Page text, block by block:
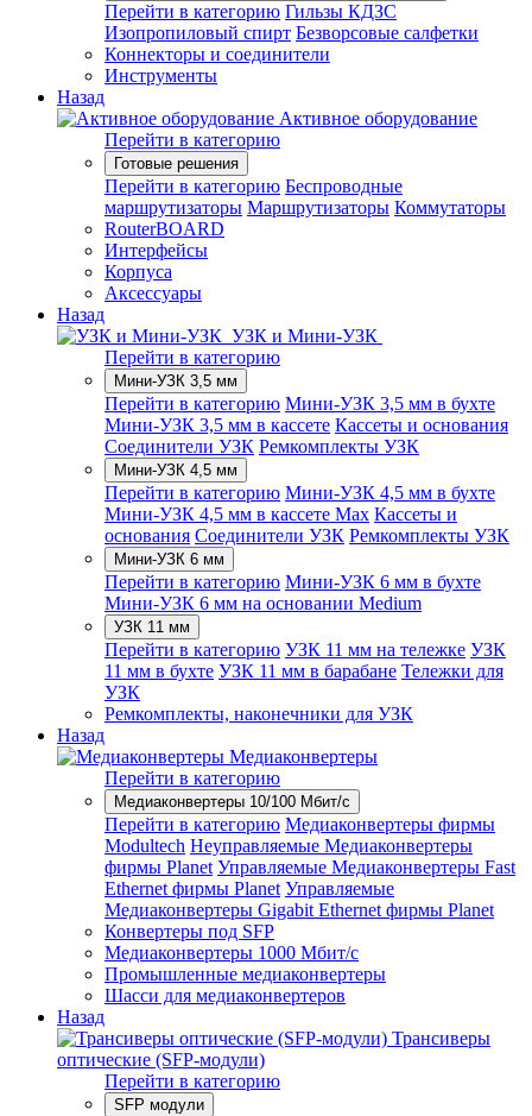
Перейти в категорию Гильзы КДЗС
Изопропиловый спирт Безворсовые салфетки
Коннекторы и соединители
Инструменты
Назад
Активное оборудование
Перейти в категорию
Готовые решения
Перейти в категорию Беспроводные
маршрутизаторы Маршрутизаторы Коммутаторы
RouterBOARD
Интерфейсы
Корпуса
Аксессуары
Назад
УЗК и Мини-УЗК
Перейти в категорию
Мини-УЗК 3,5 мм
Перейти в категорию Мини-УЗК 3,5 мм в бухте
Мини-УЗК 3,5 мм в кассете Кассеты и основания
Соединители УЗК Ремкомплекты УЗК
Мини-УЗК 4,5 мм
Перейти в категорию Мини-УЗК 4,5 мм в бухте
Мини-УЗК 4,5 мм в кассете Max Кассеты и
основания Соединители УЗК Ремкомплекты УЗК
Мини-УЗК 6 мм
Перейти в категорию Мини-УЗК 6 мм в бухте
Мини-УЗК 6 мм на основании Medium
УЗК 11 мм
Перейти в категорию УЗК 11 мм на тележке УЗК
11 мм в бухте УЗК 11 мм в барабане Тележки для
УЗК
Ремкомплекты, наконечники для УЗК
Назад
Медиаконвертеры
Перейти в категорию
Медиаконвертеры 10/100 Мбит/с
Перейти в категорию Медиаконвертеры фирмы
Modultech Неуправляемые Медиаконвертеры
фирмы Planet Управляемые Медиаконвертеры Fast
Ethernet фирмы Planet Управляемые
Медиаконвертеры Gigabit Ethernet фирмы Planet
Конвертеры под SFP
Медиаконвертеры 1000 Мбит/с
Промышленные медиаконвертеры
Шасси для медиаконвертеров
Назад
Трансиверы
оптические (SFP-модули)
Перейти в категорию
SFP модули